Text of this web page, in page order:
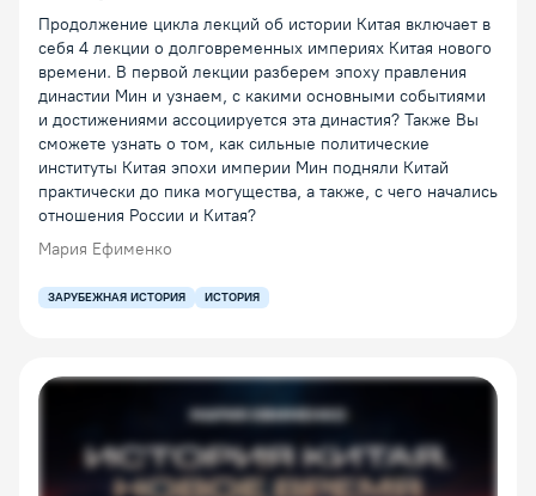
Продолжение цикла лекций об истории Китая включает в
себя 4 лекции о долговременных империях Китая нового
времени. В первой лекции разберем эпоху правления
династии Мин и узнаем, с какими основными событиями
и достижениями ассоциируется эта династия? Также Вы
сможете узнать о том, как сильные политические
институты Китая эпохи империи Мин подняли Китай
практически до пика могущества, а также, с чего начались
отношения России и Китая?
Мария Ефименко
ЗАРУБЕЖНАЯ ИСТОРИЯ ИСТОРИЯ